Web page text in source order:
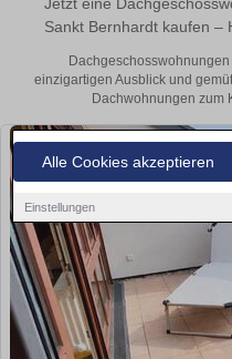
Alle Cookies akzeptieren
Einstellungen
Sankt Bernhardt kaufen –
einzigartigen Ausblick und
Dachwohnungen zum